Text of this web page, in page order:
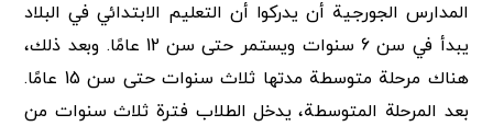
المدارس الجورجية أن يدركوا أن التعليم الابتدائي في البلاد
يبدأ في سن 6 سنوات ويستمر حتى سن 12 عامًا. وبعد ذلك،
هناك مرحلة متوسطة مدتها ثلاث سنوات حتى سن 15 عامًا.
بعد المرحلة المتوسطة، يدخل الطلاب فترة ثلاث سنوات من